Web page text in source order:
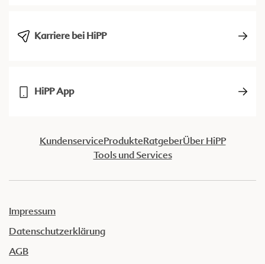
Karriere bei HiPP
HiPP App
KundenserviceProdukteRatgeberÜber HiPP
Tools und Services
Impressum
Datenschutzerklärung
AGB